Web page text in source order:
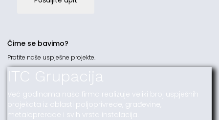
Čime se bavimo?
Pratite naše uspješne projekte.
ITC Grupacija
Već godinama naša firma realizuje veliki broj uspješnih
projekata iz oblasti poljoprivrede, građevine,
metaloprerade i svih vrsta instalacija.